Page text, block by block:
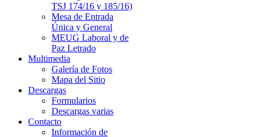
TSJ 174/16 y 185/16)
Mesa de Entrada
Única y General
MEUG Laboral y de
Paz Letrado
Multimedia
Galería de Fotos
Mapa del Sitio
Descargas
Formularios
Descargas varias
Contacto
Información de